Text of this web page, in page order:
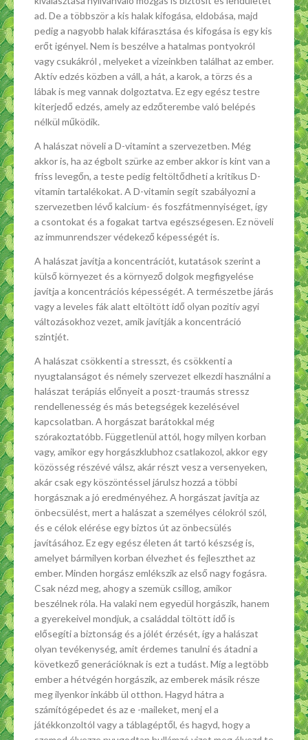
ad. De a többször a kis halak kifogása, eldobása, majd
pedig a nagyobb halak kifárasztása és kifogása is egy kis
erőt igényel. Nem is beszélve a hatalmas pontyokról
vagy csukákról , melyeket a vizeinkben találhat az ember.
Aktív edzés közben a váll, a hát, a karok, a törzs és a
lábak is meg vannak dolgoztatva. Ez egy egész testre
kiterjedő edzés, amely az edzőterembe való belépés
nélkül működik.
A halászat növeli a D-vitamint a szervezetben. Még
akkor is, ha az égbolt szürke az ember akkor is kint van a
friss levegőn, a teste pedig feltöltődheti a kritikus D-
vitamin tartalékokat. A D-vitamin segít szabályozni a
szervezetben lévő kalcium- és foszfátmennyiséget, így
a csontokat és a fogakat tartva egészségesen. Ez növeli
az immunrendszer védekező képességét is.
A halászat javítja a koncentrációt, kutatások szerint a
külső környezet és a környező dolgok megfigyelése
javítja a koncentrációs képességét. A természetbe járás
vagy a leveles fák alatt eltöltött idő olyan pozitív agyi
változásokhoz vezet, amik javítják a koncentráció
szintjét.
A halászat csökkenti a stresszt, és csökkenti a
nyugtalanságot és némely szervezet elkezdi használni a
halászat terápiás előnyeit a poszt-traumás stressz
rendellenesség és más betegségek kezelésével
kapcsolatban. A horgászat barátokkal még
szórakoztatóbb. Függetlenül attól, hogy milyen korban
vagy, amikor egy horgászklubhoz csatlakozol, akkor egy
közösség részévé válsz, akár részt vesz a versenyeken,
akár csak egy köszöntéssel járulsz hozzá a többi
horgásznak a jó eredményéhez. A horgászat javítja az
önbecsülést, mert a halászat a személyes célokról szól,
és e célok elérése egy biztos út az önbecsülés
javításához. Ez egy egész életen át tartó készség is,
amelyet bármilyen korban élvezhet és fejleszthet az
ember. Minden horgász emlékszik az első nagy fogásra.
Csak nézd meg, ahogy a szemük csillog, amikor
beszélnek róla. Ha valaki nem egyedül horgászik, hanem
a gyerekeivel mondjuk, a családdal töltött idő is
elősegíti a biztonság és a jólét érzését, így a halászat
olyan tevékenység, amit érdemes tanulni és átadni a
következő generációknak is ezt a tudást. Míg a legtöbb
ember a hétvégén horgászik, az emberek másik része
meg ilyenkor inkább ül otthon. Hagyd hátra a
számítógépedet és az e -maileket, menj el a
játékkonzoltól vagy a táblagéptől, és hagyd, hogy a